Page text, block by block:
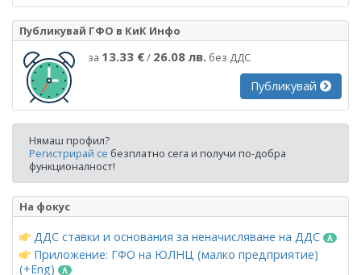
Публикувай ГФО в КиК Инфо
за 13.33 €/ 26.08 лв. без ДДС
Публикувай
Нямаш профил?
Регистрирай се безплатно сега и получи по-добра
функционалност!
На фокус
ДДС ставки и основания за неначисляване на ДДС
Приложение: ГФО на ЮЛНЦ (малко предприятие)
(+Eng)